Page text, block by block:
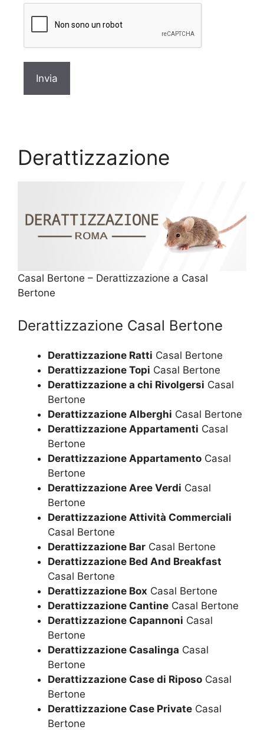
Derattizzazione
Casal Bertone – Derattizzazione a Casal
Bertone
Derattizzazione Casal Bertone
Derattizzazione Ratti Casal Bertone
Derattizzazione Topi Casal Bertone
Derattizzazione a chi Rivolgersi Casal
Bertone
Derattizzazione Alberghi Casal Bertone
Derattizzazione Appartamenti Casal
Bertone
Derattizzazione Appartamento Casal
Bertone
Derattizzazione Aree Verdi Casal
Bertone
Derattizzazione Attività Commerciali
Casal Bertone
Derattizzazione Bar Casal Bertone
Derattizzazione Bed And Breakfast
Casal Bertone
Derattizzazione Box Casal Bertone
Derattizzazione Cantine Casal Bertone
Derattizzazione Capannoni Casal
Bertone
Derattizzazione Casalinga Casal
Bertone
Derattizzazione Case di Riposo Casal
Bertone
Derattizzazione Case Private Casal
Bertone